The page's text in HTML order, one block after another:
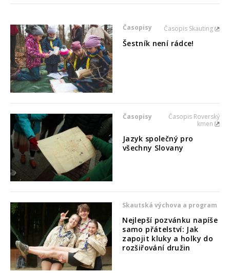
Časopisy Časopis Skauting
Šestník není rádce!
Časopisy
Časopis Roverský
kmen
Jazyk společný pro
všechny Slovany
Skautská výchova a program
Nejlepší pozvánku napíše
samo přátelství: Jak
zapojit kluky a holky do
rozšiřování družin